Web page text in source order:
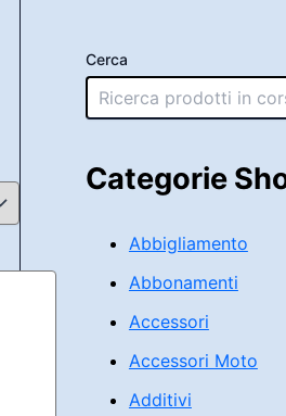
Cerca
Categorie
Abbigliamento
Abbonamenti
Accessori
Accessori Moto
Additivi